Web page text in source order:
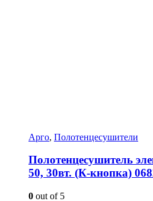
Арго, Полотенцесушители
Полотенцесушитель
50, 30вт. (К-кнопка)
0 out of 5